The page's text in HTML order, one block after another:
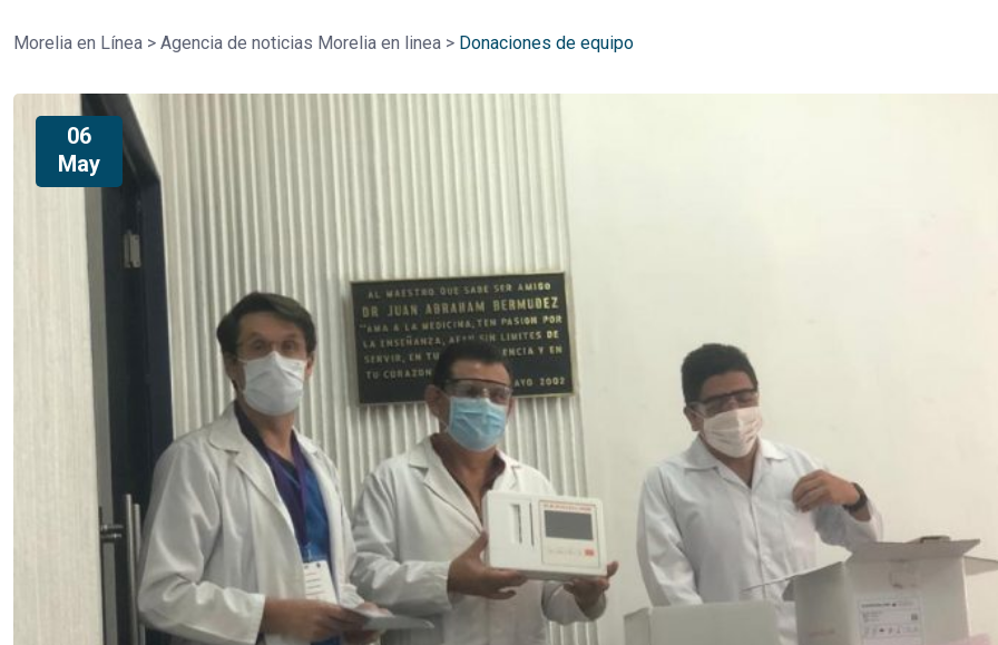
Morelia en Línea > Agencia de noticias Morelia en linea > Donaciones de equipo
06
May